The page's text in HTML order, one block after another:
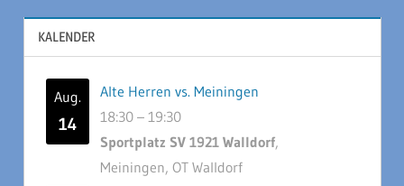
KALENDER
Aug.
14
Alte Herren vs. Meiningen
18:30 – 19:30
Sportplatz SV 1921 Walldorf,
Meiningen, OT Walldorf